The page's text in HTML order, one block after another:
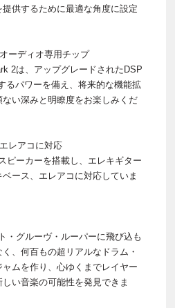
供するために最適な角度に設定
ーディオ専用チップ
2は、アップグレードされたDSP
るパワーを備え、将来的な機能拡
い深みと明瞭度をお楽しみくだ
レアコに対応
ピーカーを搭載し、エレキギター
ース、エレアコに対応していま
・グルーヴ・ルーパーに飛び込も
、何百もの超リアルなドラム・
ムを作り、心ゆくまでレイヤー
い音楽の可能性を発見できま